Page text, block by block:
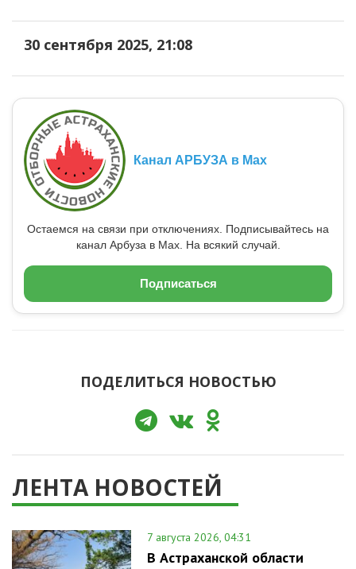
30 сентября 2025, 21:08
Канал АРБУЗА в Max
Остаемся на связи при отключениях. Подписывайтесь на
канал Арбуза в Max. На всякий случай.
Подписаться
ПОДЕЛИТЬСЯ НОВОСТЬЮ
ЛЕНТА НОВОСТЕЙ
7 августа 2026, 04:31
В Астраханской области